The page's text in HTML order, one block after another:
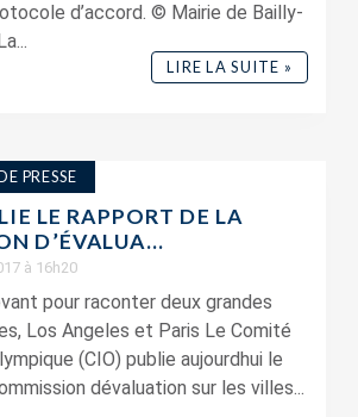
d’accord. © Mairie de Bailly-
LIRE LA SUITE »
PRESSE
LE RAPPORT DE LA
D’ÉVALUA...
à 16h20
pour raconter deux grandes
Los Angeles et Paris Le Comité
(CIO) publie aujourdhui le
dévaluation sur les villes...